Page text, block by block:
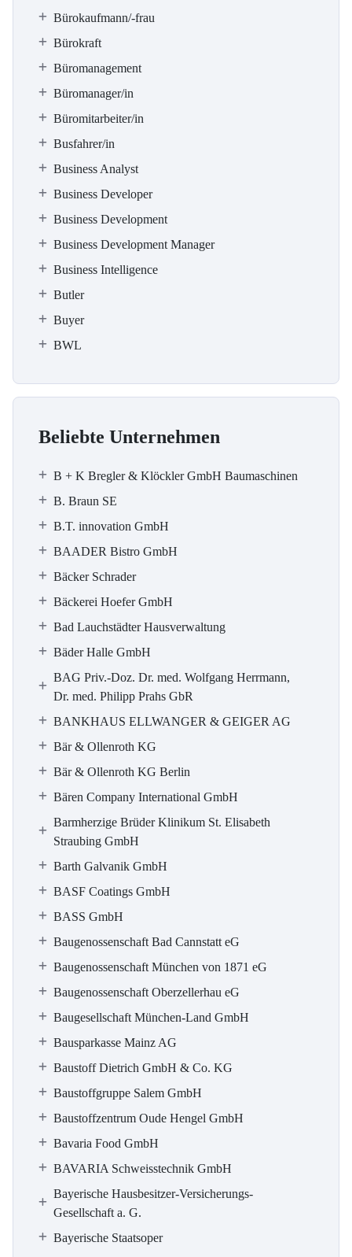
Bürokaufmann/-frau
Bürokraft
Büromanagement
Büromanager/in
Büromitarbeiter/in
Busfahrer/in
Business Analyst
Business Developer
Business Development
Business Development Manager
Business Intelligence
Butler
Buyer
BWL
Beliebte Unternehmen
B + K Bregler & Klöckler GmbH Baumaschinen
B. Braun SE
B.T. innovation GmbH
BAADER Bistro GmbH
Bäcker Schrader
Bäckerei Hoefer GmbH
Bad Lauchstädter Hausverwaltung
Bäder Halle GmbH
BAG Priv.-Doz. Dr. med. Wolfgang Herrmann,
Dr. med. Philipp Prahs GbR
BANKHAUS ELLWANGER & GEIGER AG
Bär & Ollenroth KG
Bär & Ollenroth KG Berlin
Bären Company International GmbH
Barmherzige Brüder Klinikum St. Elisabeth
Straubing GmbH
Barth Galvanik GmbH
BASF Coatings GmbH
BASS GmbH
Baugenossenschaft Bad Cannstatt eG
Baugenossenschaft München von 1871 eG
Baugenossenschaft Oberzellerhau eG
Baugesellschaft München-Land GmbH
Bausparkasse Mainz AG
Baustoff Dietrich GmbH & Co. KG
Baustoffgruppe Salem GmbH
Baustoffzentrum Oude Hengel GmbH
Bavaria Food GmbH
BAVARIA Schweisstechnik GmbH
Bayerische Hausbesitzer-Versicherungs-
Gesellschaft a. G.
Bayerische Staatsoper